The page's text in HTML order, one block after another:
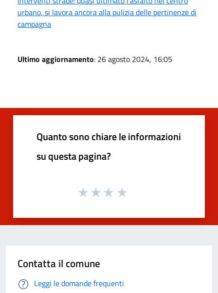
urbano, si lavora ancora alla pulizia delle pertinenze di
campagna
Ultimo aggiornamento: 26 agosto 2024, 16:05
Quanto sono chiare le informazioni
su questa pagina?
Contatta il comune
Leggi le domande frequenti